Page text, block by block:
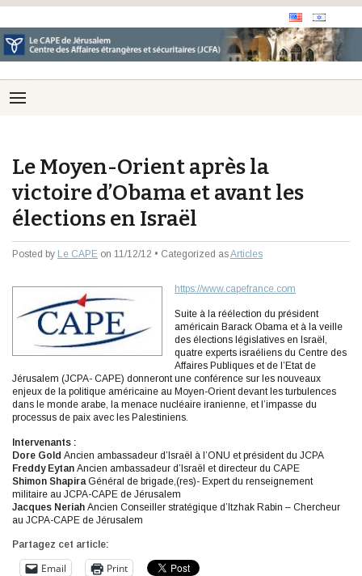
Le Moyen-Orient après la
victoire d’Obama et avant les
élections en Israël
Posted by Le CAPE on 11/12/12 • Categorized asArticles
https://www.capefrance.com
Suite à la réélection du président
américain Barack Obama et à la veille
des élections législatives en Israël,
quatre experts israéliens du Centre des
Affaires Publiques et de l’Etat de
Jérusalem (JCPA- CAPE) donneront une conférence sur les nouveaux
enjeux de la politique américaine au Moyen-Orient devant les turbulences
dans le monde arabe, la menace nucléaire iranienne, et l’impasse du
processus de paix avec les Palestiniens.
Intervenants :
Dore Gold Ancien ambassadeur d’Israël à l’ONU et président du JCPA
Freddy Eytan Ancien ambassadeur d’Israël et directeur du CAPE
Shimon ShapiraGénéral de brigade,(res)- Expert du renseignement
militaire au JCPA-CAPE de Jérusalem
Jacques Neriah Ancien Conseiller stratégique d’Itzhak Rabin – Chercheur
au JCPA-CAPE de Jérusalem
Partagez cet article:
Email Print